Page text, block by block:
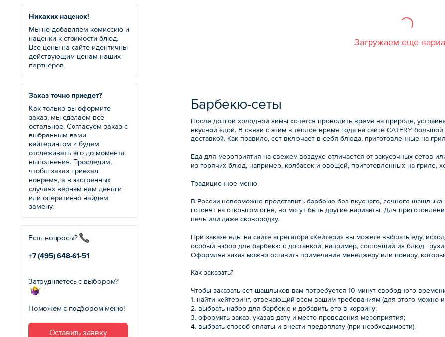
Никаких наценок!
Мы не добавляем комиссию и
наценки к стоимости блюд.
Все цены на сайте идентичны
действующим ценам наших
партнеров.
Заказ точно приедет?
Как только вы оформите
заказ, мы сделаем всё
остальное. Согласуем заказ с
выбранным вами
кейтерингом и будем
отслеживать его до момента
выполнения. Проследим,
чтобы заказ приехал
вовремя, а в экстренных
случаях вернем вам деньги
или оперативно найдем
замену.
Есть вопросы?
+7 (495) 648-61-51
Затрудняетесь с выбором?
Поможем с подбором меню!
Оставить заявку
Загружаем еще
Барбекю-сеты
После долгой холодной зимы хочется проводить время на природе,
вкусной едой. В связи с этим в теплое время года на сайте CATERY
доставкой. Как правило, сет включает в себя блюда, приготовленные на
Еда для мероприятия на свежем воздухе отличается от закусочных сетов
из горячих блюд, например, колбасок и овощей, приготовленных на гриле,
Традиционное меню.
В России невозможно представить барбекю без вкусного, сочного
готовят на открытом огне, но могут быть другие варианты. Для
печь или даже сковородку.
При заказе еды на сайте агрегатора «Кейтери» вы можете выбрать еду,
особый набор для барбекю с доставкой, например, состоящий из блюд
Оформляя заказ можно оставить примечания менеджеру или повару,
Как заказать?
Чтобы заказать сет шашлыков вам потребуется 10 минут свободного
1. найти кейтеринг, отвечающий всем вашим требованиям (для этого можно
2. выбрать набор для барбекю и добавить его в корзину;
3. оформить заказ, указав дату и место проведения мероприятия;
4. выбрать способ оплаты и внести предоплату (при необходимости).